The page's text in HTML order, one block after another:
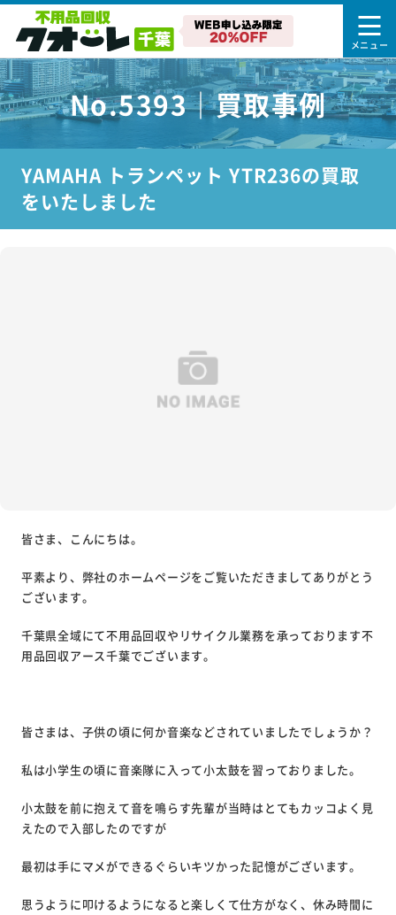
No.5393｜買取事例
YAMAHA トランペット YTR236の買取
をいたしました
皆さま、こんにちは。
平素より、弊社のホームページをご覧いただきましてありがとう
ございます。
千葉県全域にて不用品回収やリサイクル業務を承っております不
用品回収アース千葉でございます。
皆さまは、子供の頃に何か音楽などされていましたでしょうか？
私は小学生の頃に音楽隊に入って小太鼓を習っておりました。
小太鼓を前に抱えて音を鳴らす先輩が当時はとてもカッコよく見
えたので入部したのですが
最初は手にマメができるぐらいキツかった記憶がございます。
思うように叩けるようになると楽しくて仕方がなく、休み時間に